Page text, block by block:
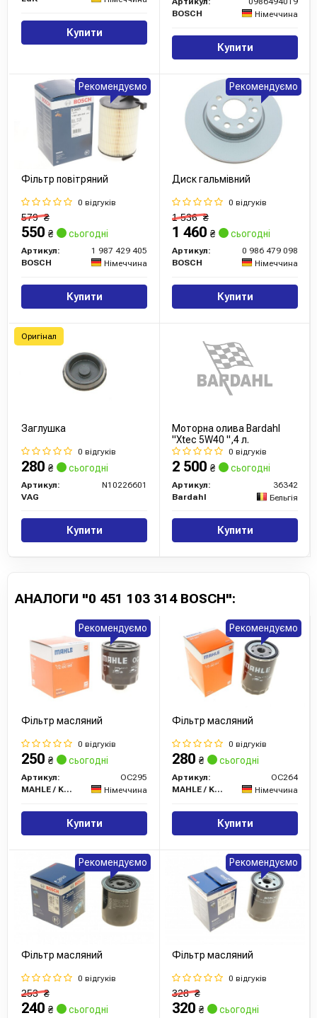
можемо запропонувати продукцію цього легендарного
бренду з гарантією якості і завжди готові надати вам
професійну консультацію з вибору необхідних запчастин.
Сайт: https://www.bosch.com/
Усі запчастини BOSCH →
Купити
BOSCH
Німеччина
Купити
Фільтр повітряний
0 відгуків
579₴
550 ₴ сьогодні
Артикул:
1 987 429 405
BOSCH
Німеччина
Купити
Рекомендуємо
Диск гальмівний
0 відгуків
1 536₴
1 460 ₴ сьогодні
Артикул:
0 986 479 098
BOSCH
Німеччина
Купити
Рекомендуємо
Заглушка
0 відгуків
280 ₴ сьогодні
Артикул:
N10226601
VAG
Купити
Оригінал
Моторна олива Bardahl
"Xtec 5W40 ",4 л.
0 відгуків
2 500 ₴ сьогодні
Артикул:
36342
Bardahl
Бельгія
Купити
АНАЛОГИ "0 451 103 314 BOSCH":
Фільтр масляний
0 відгуків
250 ₴ сьогодні
Артикул:
OC295
MAHLE / KNECHT
Німеччина
Купити
Рекомендуємо
Фільтр масляний
0 відгуків
280 ₴ сьогодні
Артикул:
OC264
MAHLE / KNECHT
Німеччина
Купити
Рекомендуємо
Фільтр масляний
0 відгуків
253₴
240 ₴ сьогодні
Рекомендуємо
Фільтр масляний
0 відгуків
328₴
320 ₴ сьогодні
Рекомендуємо